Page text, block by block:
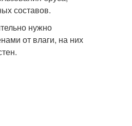
составов.
нужно
от влаги, на них